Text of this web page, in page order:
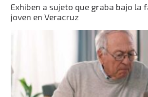
Exhiben a sujeto que graba bajo la
joven en Veracruz